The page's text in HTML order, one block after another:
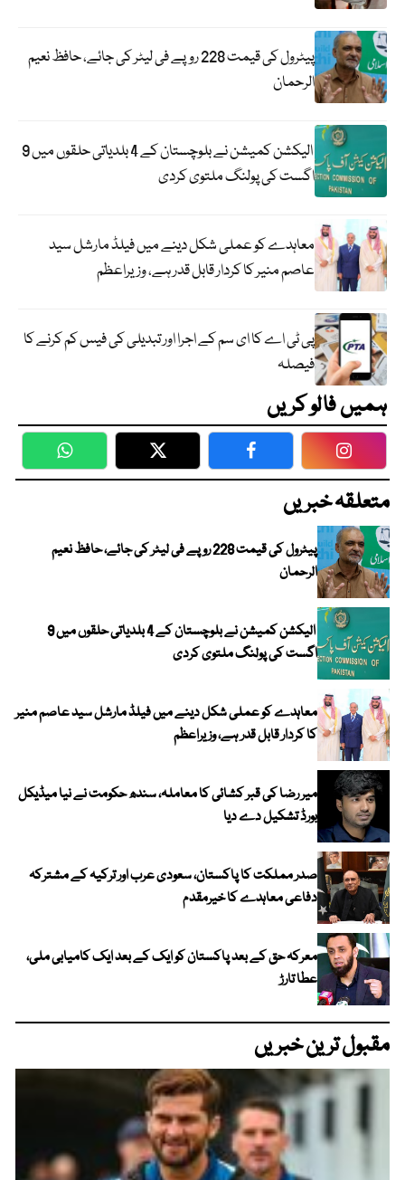
پیٹرول کی قیمت 228 روپے فی لیٹر کی جائے، حافظ نعیم
الرحمان
الیکشن کمیشن نے بلوچستان کے 4 بلدیاتی حلقوں میں 9
اگست کی پولنگ ملتوی کردی
معاہدے کو عملی شکل دینے میں فیلڈ مارشل سید
عاصم منیر کا کردار قابل قدر ہے، وزیراعظم
پی ٹی اے کا ای سم کے اجرا اور تبدیلی کی فیس کم کرنے کا
فیصلہ
ہمیں فالو کریں
WhatsApp Twitter Facebook
متعلقہ خبریں
پیٹرول کی قیمت 228 روپے فی لیٹر کی جائے، حافظ نعیم
الرحمان
الیکشن کمیشن نے بلوچستان کے 4 بلدیاتی حلقوں میں 9
اگست کی پولنگ ملتوی کردی
معاہدے کو عملی شکل دینے میں فیلڈ مارشل سید عاصم منیر
کا کردار قابل قدر ہے، وزیراعظم
میر رضا کی قبر کشائی کا معاملہ، سندھ حکومت نے نیا میڈیکل
بورڈ تشکیل دے دیا
صدر مملکت کا پاکستان، سعودی عرب اور ترکیہ کے مشترکہ
دفاعی معاہدے کا خیرمقدم
معرکہ حق کے بعد پاکستان کو ایک کے بعد ایک کامیابی ملی،
عطا تارڑ
مقبول ترین خبریں